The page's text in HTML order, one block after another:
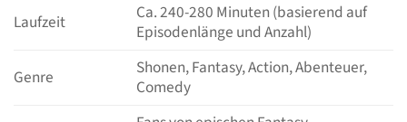
Laufzeit
Ca. 240-280 Minuten (basierend auf
Episodenlänge und Anzahl)
Genre
Shonen, Fantasy, Action, Abenteuer,
Comedy